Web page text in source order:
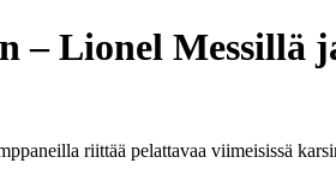
– Lionel Messillä
riittää pelattavaa viimeisissä